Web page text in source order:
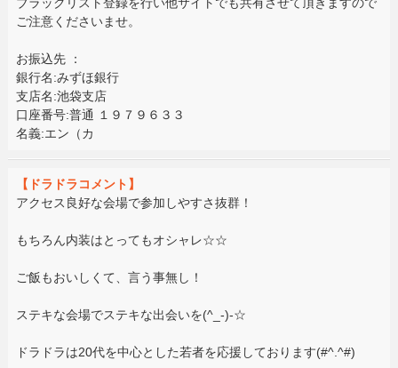
ご注意くださいませ。
お振込先 ：
銀行名:みずほ銀行
支店名:池袋支店
口座番号:普通 １９７９６３３
名義:エン（カ
【ドラドラコメント】
アクセス良好な会場で参加しやすさ抜群！
もちろん内装はとってもオシャレ☆☆
ご飯もおいしくて、言う事無し！
ステキな会場でステキな出会いを(^_-)-☆
ドラドラは20代を中心とした若者を応援しております(#^.^#)